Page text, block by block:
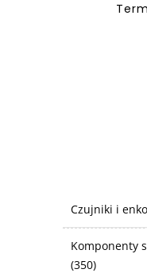
Czujniki i
Komponenty
(350)